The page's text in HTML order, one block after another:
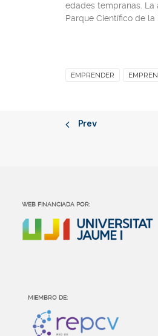
edades tempranas.
Parque Científico de
EMPRENDER
Prev
WEB FINANCIADA POR:
MIEMBRO DE: